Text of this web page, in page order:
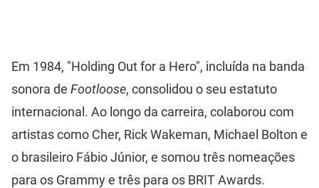
Em 1984, "Holding Out for a Hero", incluída na banda
sonora de Footloose, consolidou o seu estatuto
internacional. Ao longo da carreira, colaborou com
artistas como Cher, Rick Wakeman, Michael Bolton e
o brasileiro Fábio Júnior, e somou três nomeações
para os Grammy e três para os BRIT Awards.